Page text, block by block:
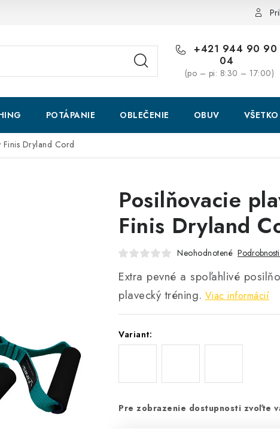
+421 944 90 90
04
(po – pi: 8:30 – 17:00)
POTÁPANIE OBLEČENIE OBUV
Finis Dryland Cord
Posilňovacie
Finis Dryland
Neohodnotené
Extra pevné a spoľahlivé
plavecký tréning. Viac informácií
Variant:
Pre zobrazenie dostupnosti zvoľte